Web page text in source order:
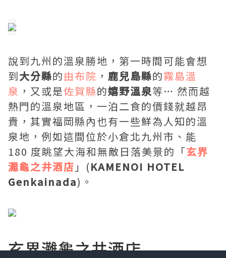
說到九州的溫泉勝地，第一時間可能會想
到大分縣的由布院 ， 鹿兒島縣的霧島溫
泉 ，又或是佐賀縣的嬉野溫泉等… 然而越
熱門的溫泉地區，一泊二食的價錢就越昂
貴，其實福岡縣內也有一些鮮為人知的溫
泉地，例如這間位於小倉北九州市、能
180 度眺望大海和無敵日落美景的「玄界
灘龜之井酒店 」(KAMENOI HOTEL
Genkainada)。
玄界灘龜之井酒店